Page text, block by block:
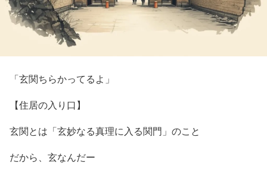
「玄関ちらかってるよ」
【住居の入り口】
玄関とは「玄妙なる真理に入る関門」のこと
だから、玄なんだー